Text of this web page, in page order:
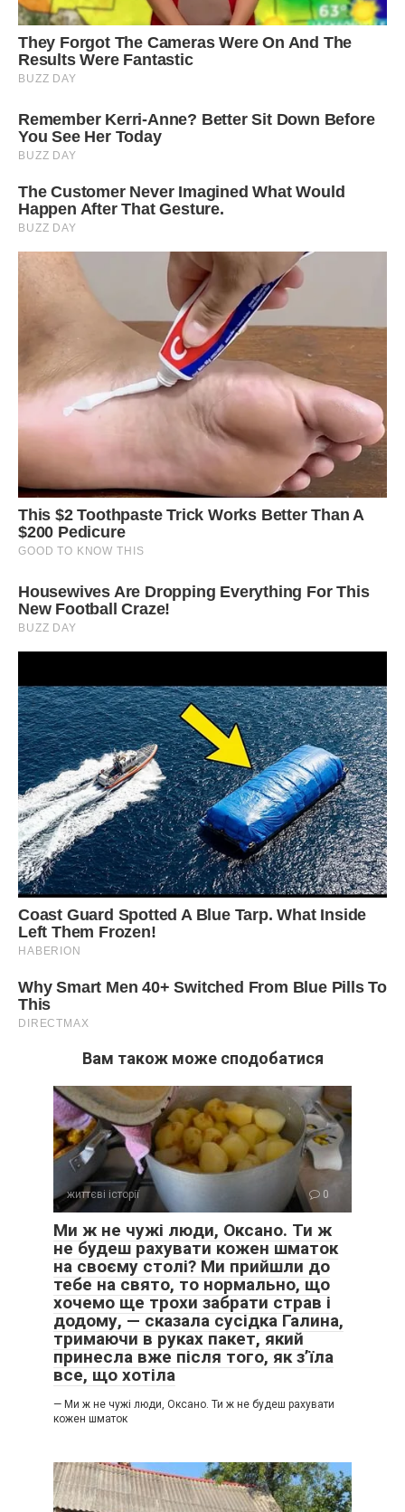
Вам також може сподобатися
життєві історії 0
Ми ж не чужі люди, Оксано. Ти ж
не будеш рахувати кожен шматок
на своєму столі? Ми прийшли до
тебе на свято, то нормально, що
хочемо ще трохи забрати страв і
додому, — сказала сусідка Галина,
тримаючи в руках пакет, який
принесла вже після того, як з’їла
все, що хотіла
— Ми ж не чужі люди, Оксано. Ти ж не будеш рахувати
кожен шматок